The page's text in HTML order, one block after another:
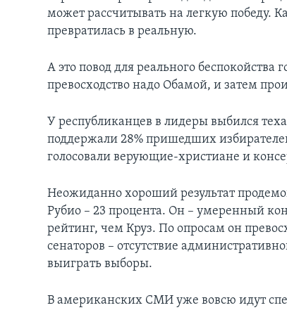
может рассчитывать на легкую победу.
превратилась в реальную.
А это повод для реального
превосходство надо Обамой, и затем
У республиканцев в лидеры выбился
поддержали 28% пришедших
голосовали верующие-христиане и
Неожиданно хороший результат
Рубио – 23 процента. Он – умеренный
рейтинг, чем Круз. По опросам он
сенаторов – отсутствие
выиграть выборы.
В американских СМИ уже вовсю идут